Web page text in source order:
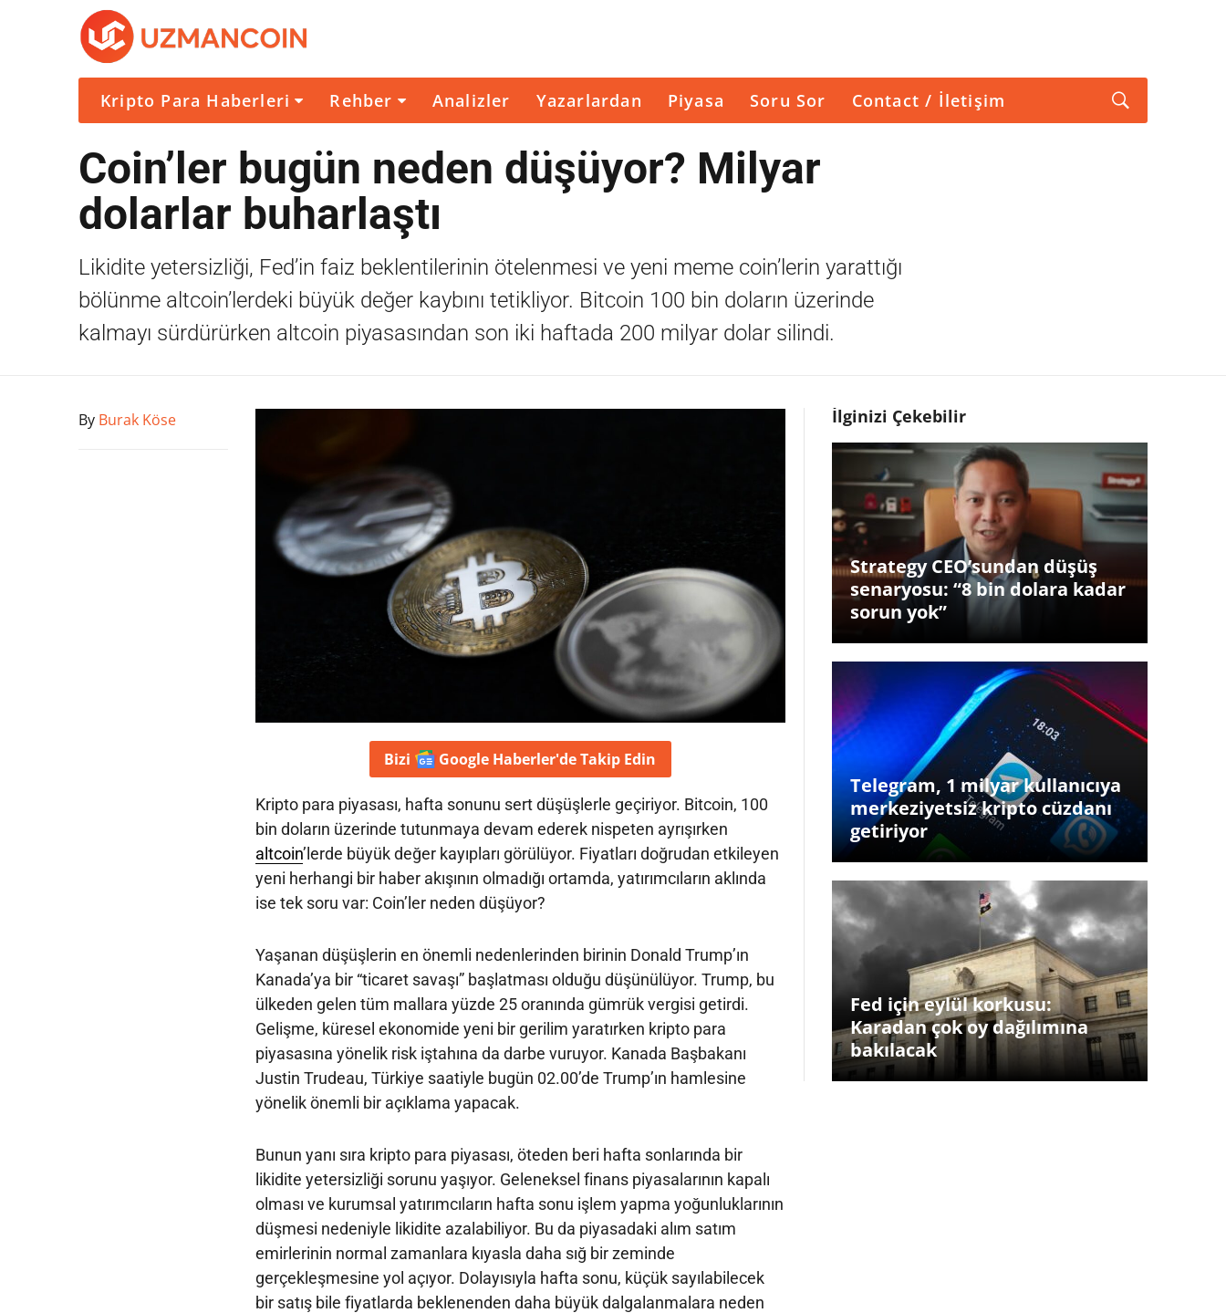
Kripto Para Haberleri Rehber Analizler Yazarlardan Piyasa Soru Sor Contact / İletişim
Coin’ler bugün neden düşüyor? Milyar
dolarlar buharlaştı
Likidite yetersizliği, Fed’in faiz beklentilerinin ötelenmesi ve yeni meme coin’lerin yarattığı
bölünme altcoin’lerdeki büyük değer kaybını tetikliyor. Bitcoin 100 bin doların üzerinde
kalmayı sürdürürken altcoin piyasasından son iki haftada 200 milyar dolar silindi.
By Burak Köse
Bizi Google Haberler'deTakip Edin
Kripto para piyasası, hafta sonunu sert düşüşlerle geçiriyor. Bitcoin, 100
bin doların üzerinde tutunmaya devam ederek nispeten ayrışırken
altcoin’lerde büyük değer kayıpları görülüyor. Fiyatları doğrudan etkileyen
yeni herhangi bir haber akışının olmadığı ortamda, yatırımcıların aklında
ise tek soru var: Coin’ler neden düşüyor?
Yaşanan düşüşlerin en önemli nedenlerinden birinin Donald Trump’ın
Kanada’ya bir “ticaret savaşı” başlatması olduğu düşünülüyor. Trump, bu
ülkeden gelen tüm mallara yüzde 25 oranında gümrük vergisi getirdi.
Gelişme, küresel ekonomide yeni bir gerilim yaratırken kripto para
piyasasına yönelik risk iştahına da darbe vuruyor. Kanada Başbakanı
Justin Trudeau, Türkiye saatiyle bugün 02.00’de Trump’ın hamlesine
yönelik önemli bir açıklama yapacak.
Bunun yanı sıra kripto para piyasası, öteden beri hafta sonlarında bir
likidite yetersizliği sorunu yaşıyor. Geleneksel finans piyasalarının kapalı
olması ve kurumsal yatırımcıların hafta sonu işlem yapma yoğunluklarının
düşmesi nedeniyle likidite azalabiliyor. Bu da piyasadaki alım satım
emirlerinin normal zamanlara kıyasla daha sığ bir zeminde
gerçekleşmesine yol açıyor. Dolayısıyla hafta sonu, küçük sayılabilecek
bir satış bile fiyatlarda beklenenden daha büyük dalgalanmalara neden
İlginizi Çekebilir
Strategy CEO’sundan düşüş
senaryosu: “8 bin dolara kadar
sorun yok”
Telegram, 1 milyar kullanıcıya
merkeziyetsiz kripto cüzdanı
getiriyor
Fed için eylül korkusu:
Karadan çok oy dağılımına
bakılacak